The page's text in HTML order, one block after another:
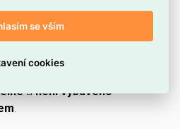
jebílá, vhodná pro běžné
vody.
anení vybaveno
.
se vším
cookies